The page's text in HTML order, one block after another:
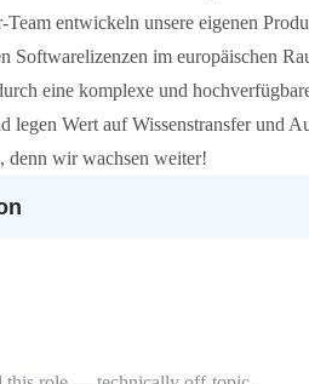
entwickeln unsere eigenen
Softwarelizenzen im europäischen
eine komplexe und
legen Wert auf Wissenstransfer und
denn wir wachsen weiter!